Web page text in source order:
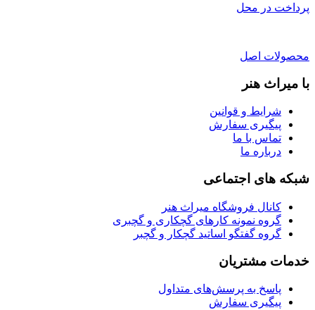
پرداخت در محل
محصولات اصل
با میراث هنر
شرایط و قوانین
پیگیری سفارش
تماس با ما
درباره ما
شبکه های اجتماعی
کانال فروشگاه میراث هنر
گروه نمونه کارهای گچکاری و گچبری
گروه گفتگو اساتید گچکار و گچبر
خدمات مشتریان
پاسخ به پرسش‌های متداول
پیگیری سفارش